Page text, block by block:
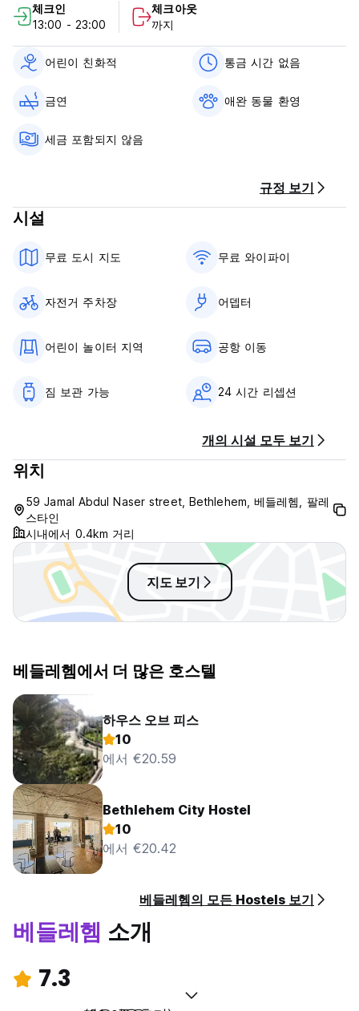
Bunksurfing Hostel Policies & Conditions:
Check in from 16:00 to 23:00.
Check out from 07:00 to 11:00.
Cancellation policy: 72 h before arrival.
Payment upon arrival by cash.
Taxes not included - 22.00%
Reception times: 07:00 – 11:00 & 16:00-23:00.
No curfew.
Child friendly.
Non smoking.
체크인
13:00 - 23:00
체크아웃
까지
어린이 친화적 통금 시간 없음
금연 애완 동물 환영
세금 포함되지 않음
규정 보기
시설
무료 도시 지도 무료 와이파이
자전거 주차장 어뎁터
어린이 놀이터 지역 공항 이동
짐 보관 가능 24 시간 리셉션
개의 시설 모두 보기
위치
59 Jamal Abdul Naser street, Bethlehem, 베들레헴, 팔레
스타인
시내에서 0.4km 거리
지도 보기
베들레헴에서 더 많은 호스텔
하우스 오브 피스
10
에서 €20.59
Bethlehem City Hostel
10
에서 €20.42
베들레헴의 모든 Hostels 보기
베들레헴 소개
7.3